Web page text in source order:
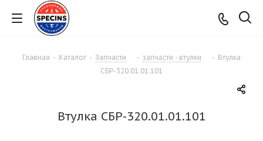
Главная - Каталог - Запчасти - запчасти - втулки - Втулка
СБР-320.01.01.101
Втулка СБР-320.01.01.101